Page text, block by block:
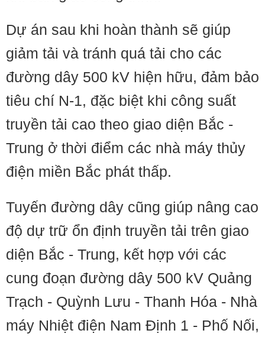
Dự án sau khi hoàn thành sẽ giúp
giảm tải và tránh quá tải cho các
đường dây 500 kV hiện hữu, đảm bảo
tiêu chí N-1, đặc biệt khi công suất
truyền tải cao theo giao diện Bắc -
Trung ở thời điểm các nhà máy thủy
điện miền Bắc phát thấp.
Tuyến đường dây cũng giúp nâng cao
độ dự trữ ổn định truyền tải trên giao
diện Bắc - Trung, kết hợp với các
cung đoạn đường dây 500 kV Quảng
Trạch - Quỳnh Lưu - Thanh Hóa - Nhà
máy Nhiệt điện Nam Định 1 - Phố Nối,